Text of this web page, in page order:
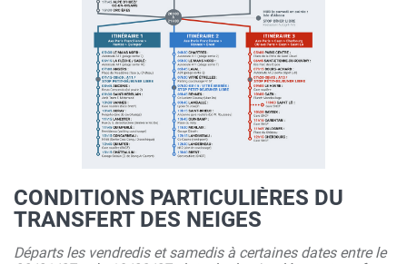
CONDITIONS PARTICULIÈRES DU
TRANSFERT DES NEIGES
Départs les vendredis et samedis à certaines dates entre le